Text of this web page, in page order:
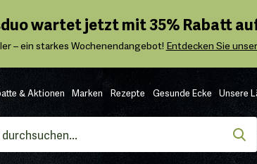
wartet jetzt mit 35% Rabatt
– ein starkes Wochenendangebot! Entdecken Sie
& Aktionen Marken Rezepte Gesunde Ecke Unsere